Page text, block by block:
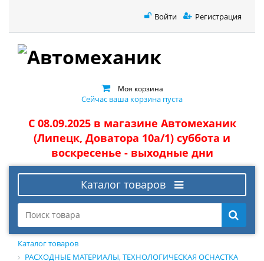
Войти Регистрация
Моя корзина
Сейчас ваша корзина пуста
С 08.09.2025 в магазине Автомеханик
(Липецк, Доватора 10а/1) суббота и
воскресенье - выходные дни
Каталог товаров
Каталог товаров
РАСХОДНЫЕ МАТЕРИАЛЫ, ТЕХНОЛОГИЧЕСКАЯ ОСНАСТКА